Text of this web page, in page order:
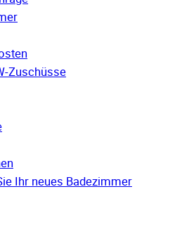
Zuschüsse
Ihr neues Badezimmer